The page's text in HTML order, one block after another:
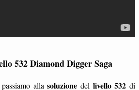
532 Diamond Digger Saga
allasoluzione del livello 532 di